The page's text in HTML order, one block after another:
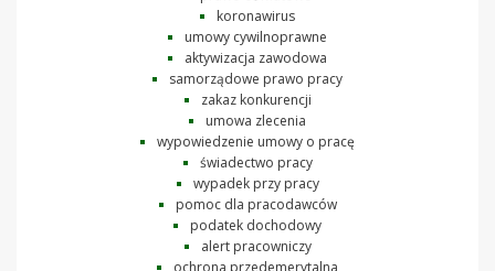
koronawirus
umowy cywilnoprawne
aktywizacja zawodowa
samorządowe prawo pracy
zakaz konkurencji
umowa zlecenia
wypowiedzenie umowy o pracę
świadectwo pracy
wypadek przy pracy
pomoc dla pracodawców
podatek dochodowy
alert pracowniczy
ochrona przedemerytalna